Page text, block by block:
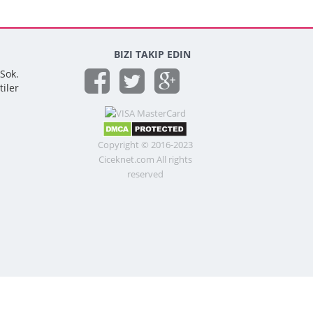
BIZI TAKIP EDIN
Copyright © 2016-2023
Ciceknet.com All rights
reserved